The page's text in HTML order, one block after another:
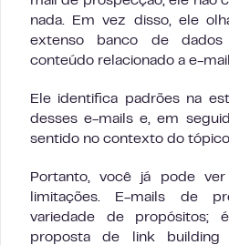
nada. Em vez disso, ele
extenso banco de
conteúdo relacionado a e-
Ele identifica padrões na
desses e-mails e, em
sentido no contexto do
Portanto, você já pode
limitações. E-mails de
variedade de propósitos;
proposta de link building